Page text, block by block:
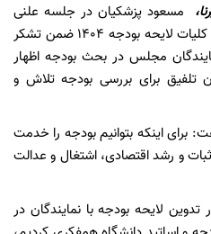
مسعود پزشکیان در جلسه علنی
امروز سه شنبه مجلس در دفاع از کلیات لایحه بودجه ۱۴۰۴ ضمن تشکر
مجلس در بحث بودجه اظهار
برای بررسی بودجه تلاش و
اینکه بتوانیم بودجه را خدمت
و رشد اقتصادی، اشتغال و عدالت
لایحه بودجه با نمایندگان در